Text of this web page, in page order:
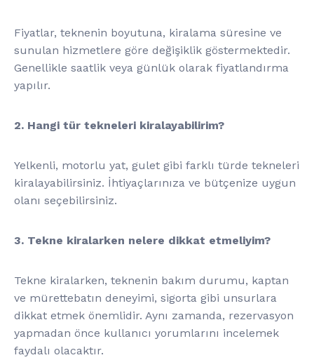
Fiyatlar, teknenin boyutuna, kiralama süresine ve
sunulan hizmetlere göre değişiklik göstermektedir.
Genellikle saatlik veya günlük olarak fiyatlandırma
yapılır.
2. Hangi tür tekneleri kiralayabilirim?
Yelkenli, motorlu yat, gulet gibi farklı türde tekneleri
kiralayabilirsiniz. İhtiyaçlarınıza ve bütçenize uygun
olanı seçebilirsiniz.
3. Tekne kiralarken nelere dikkat etmeliyim?
Tekne kiralarken, teknenin bakım durumu, kaptan
ve mürettebatın deneyimi, sigorta gibi unsurlara
dikkat etmek önemlidir. Aynı zamanda, rezervasyon
yapmadan önce kullanıcı yorumlarını incelemek
faydalı olacaktır.